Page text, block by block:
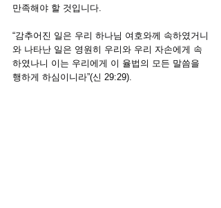
만족해야 할 것입니다.
“감추어진 일은 우리 하나님 여호와께 속하였거니
와 나타난 일은 영원히 우리와 우리 자손에게 속
하였나니 이는 우리에게 이 율법의 모든 말씀을
행하게 하심이니라”(신 29:29).